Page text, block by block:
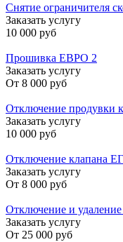
Снятие ограничителя
Заказать услугу
10 000 руб
Прошивка ЕВРО 2
Заказать услугу
От 8 000 руб
Отключение продувки
Заказать услугу
10 000 руб
Отключение клапана
Заказать услугу
От 8 000 руб
Отключение и
Заказать услугу
От 25 000 руб